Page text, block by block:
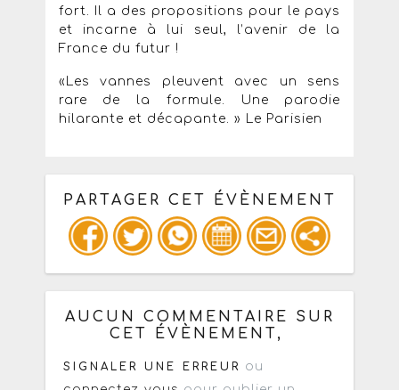
fort. Il a des propositions pour le pays
et incarne à lui seul, l’avenir de la
France du futur !
«Les vannes pleuvent avec un sens
rare de la formule. Une parodie
hilarante et décapante. » Le Parisien
PARTAGER CET ÉVÈNEMENT
Copiez les infos ci-dessous pour un
: mail / forum / réseau social
AUCUN COMMENTAIRE SUR
CET ÉVÈNEMENT,
SIGNALER UNE ERREUR
ou